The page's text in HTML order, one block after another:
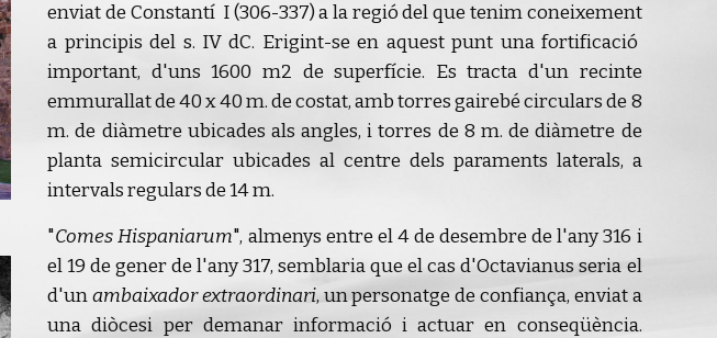
enviat de Constantí I (306-337)a la regió del que tenim coneixement
a principis del s. IV dC. Erigint-se en aquest punt una fortificació
important, d'uns 1600 m2 de superfície. Es tracta d'un recinte
emmurallat de 40 x 40 m. de costat, amb torres gairebé circulars de 8
m. de diàmetre ubicades als angles, i torres de 8 m. de diàmetre de
planta semicircular ubicades al centre dels paraments laterals, a
intervals regulars de 14 m.
"Comes Hispaniarum", almenys entre el 4 de desembre de l'any 316 i
el 19 de gener de l'any 317, semblaria que el cas d'Octavianus seria el
d'unambaixador extraordinari, un personatge de confiança, enviat a
una diòcesi per demanar informació i actuar en conseqüència.